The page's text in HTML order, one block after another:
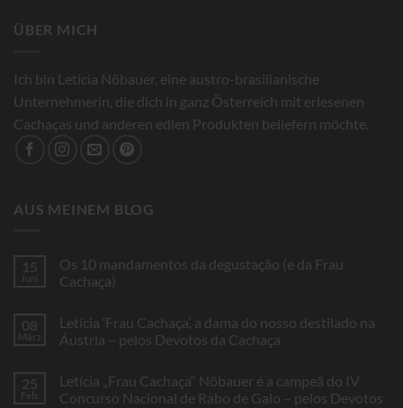
ÜBER MICH
Ich bin Leticia Nöbauer, eine austro-brasilianische
Unternehmerin, die dich in ganz Österreich mit erlesenen
Cachaças und anderen edlen Produkten beliefern möchte.
AUS MEINEM BLOG
15
Juni
Os 10 mandamentos da degustação (e da Frau
Cachaça)
Os
10
degustação
(e
da
08
März
Letícia ‘Frau Cachaça’, a dama do nosso destilado na
Áustria – pelos Devotos da Cachaça
Letícia
‘Frau
25
Feb.
Letícia „Frau Cachaça“ Nöbauer é a campeã do IV
Concurso Nacional de Rabo de Galo – pelos Devotos